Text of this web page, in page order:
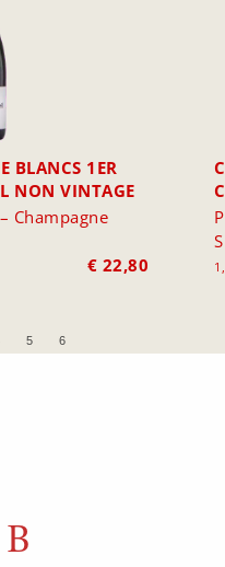
BLANCS 1ER
NON VINTAGE
Champagne
€ 22,80
5 6